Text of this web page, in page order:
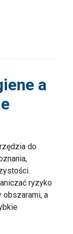
a
do
ryzyko
a